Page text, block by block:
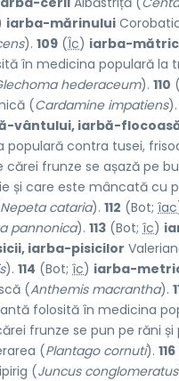
iarba-mărinului
). 109 (Îc) iarba-
în medicina populară la
hederaceum). 110
(Cardamine impatiens).
vântului, iarbă-
populară contra tusei,
cărei frunze se așază pe
și care este mâncată cu
Nepeta cataria). 112 (Bot; îac
pannonica). 113 (Bot; îc)
iarba-pisicilor
). 114 (Bot; îc) iarba-
(Anthemis macrantha).
folosită în medicina
frunze se pun pe răni
(Plantago cornuti). 116
(Juncus conglomeratus